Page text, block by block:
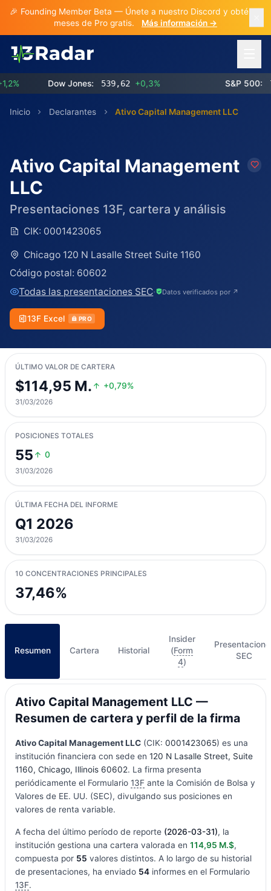
🎉 Founding Member Beta — Únete a nuestro Discord y obtén 3
meses de Pro gratis.
Más información →
Dow Jones: 539,62 +0,3% S&P 500:
Inicio Declarantes Ativo Capital Management LLC
Ativo Capital Management
LLC
Presentaciones 13F, cartera y análisis
CIK: 0001423065
Chicago 120 N Lasalle Street Suite 1160
Código postal: 60602
Todas las presentaciones SEC· Datos verificados por ↗
13F Excel PRO
ÚLTIMO VALOR DE CARTERA
$114,95 M. +0,79%
31/03/2026
POSICIONES TOTALES
55 0
31/03/2026
ÚLTIMA FECHA DEL INFORME
Q1 2026
31/03/2026
10 CONCENTRACIONES PRINCIPALES
37,46%
Resumen Cartera Historial
Insider
(Form
4)
SEC
Ativo Capital Management LLC —
Resumen de cartera y perfil de la firma
Ativo Capital Management LLC(CIK: 0001423065) es una
institución financiera con sede en 120 N Lasalle Street, Suite
1160, Chicago, Illinois 60602. La firma presenta
periódicamente el Formulario 13Fante la Comisión de Bolsa y
Valores de EE. UU. (SEC), divulgando sus posiciones en
valores de renta variable.
A fecha del último período de reporte (2026-03-31), la
institución gestiona una cartera valorada en 114,95 M.$,
compuesta por 55 valores distintos. A lo largo de su historial
de presentaciones, ha enviado 54informes en el Formulario
13F.